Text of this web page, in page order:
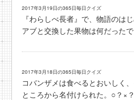
2017年3月19日の365日毎日クイズ
『わらしべ長者』で、物語のは
アブと交換した果物は何だった
2017年3月18日の365日毎日クイズ
コバンザメは食べるとおいしく
ところから名付けられた。○？×？